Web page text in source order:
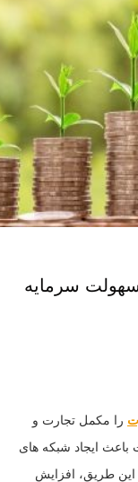
سهولت سرمایه
را مکمل تجارت و
ایجاد شبکه های
طریق، افزایش